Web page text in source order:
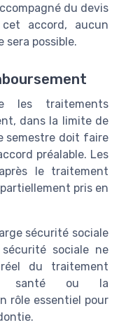
du devis
accord, aucun
possible.
les traitements
dans la limite de
semestre doit faire
préalable. Les
le traitement
pris en
sécurité sociale
sociale ne
du traitement
santé ou la
rôle essentiel pour